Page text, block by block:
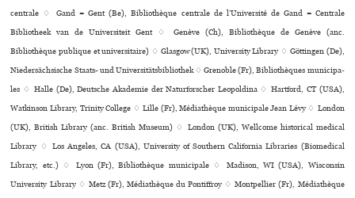
cen­trale ♢ Gand = Gent (Be), Bibliothèque centrale de l’Université de Gand = Centrale
Bibliotheek van de Universiteit Gent ♢ Genève (Ch), Bibliothèque de Genève (anc.
Bibliothèque publi­que et uni­ver­si­taire) ♢ Glasgow (UK), University Library ♢ Göttingen (De),
Niedersächsische Staats- und Universitätsbibliothek ♢ Grenoble (Fr), Bibliothèques muni­ci­pa­
les ♢ Halle (De), Deutsche Akademie der Naturforscher Leopoldina ♢ Hartford, CT (USA),
Watkinson Library, Trinity College ♢ Lille (Fr), Médiathèque muni­ci­pale Jean Lévy ♢ London
(UK), British Library (anc. British Museum) ♢ London (UK), Wellcome his­to­ri­cal medi­cal
Library ♢ Los Angeles, CA (USA), University of Southern California Libraries (Biomedical
Library, etc.) ♢ Lyon (Fr), Bibliothèque muni­ci­pale ♢ Madison, WI (USA), Wisconsin
University Library ♢ Metz (Fr), Médiathèque du Pontiffroy ♢ Montpellier (Fr), Médiathèque